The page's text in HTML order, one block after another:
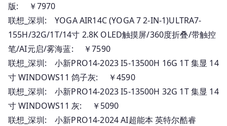
版: ￥7970
联想_深圳: YOGA AIR14C (YOGA 7 2-IN-1)ULTRA7-
155H/32G/1T/14寸 2.8K OLED触摸屏/360度折叠/带触控
笔/AI元启/雾海蓝: ￥7590
联想_深圳: 小新PRO14-2023 I5-13500H 16G 1T 集显 14
寸 WINDOWS11 鸽子灰: ￥4590
联想_深圳: 小新PRO14-2023 I5-13500H 32G 1T 集显 14
寸 WINDOWS11 灰: ￥5090
联想_深圳: 小新PRO14-2024 AI超能本 英特尔酷睿